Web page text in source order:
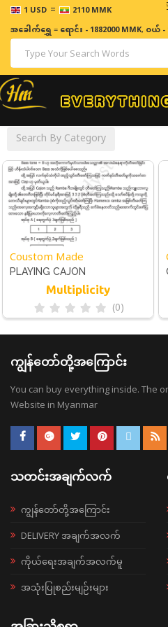
1 USD = 2110 MMK
ဈေးနှုန်းများသည် အချိန်နှင့် အမျှပြေ
အခေါက်ရွှေ=ရောင်း - 1882000 MMK, ဝယ် -
Search By Category
Coustom Made
PLAYING CAJON
Multiplicity
(0)
ကျွန်တော်တို့အကြောင်း
You can buy everything inside. The
Website in Myanmar
သတင်းအချက်လက်
ကျွန်တော်တို့အကြောင်း
DELIVERY အချက်အလက်
ကိုယ်ရေးအချက်အလက်မူ
အသုံးပြုစည်းမျဉ်းများ